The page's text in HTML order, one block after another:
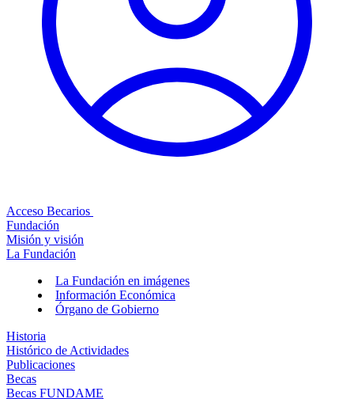
Acceso Becarios
Fundación
Misión y visión
La Fundación
La Fundación en imágenes
Información Económica
Órgano de Gobierno
Historia
Histórico de Actividades
Publicaciones
Becas
Becas FUNDAME